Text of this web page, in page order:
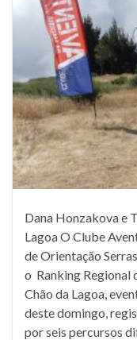
Dana Honzakova e
Lagoa O Clube
de Orientação
o Ranking Regional
Chão da Lagoa,
deste domingo,
por seis percursos